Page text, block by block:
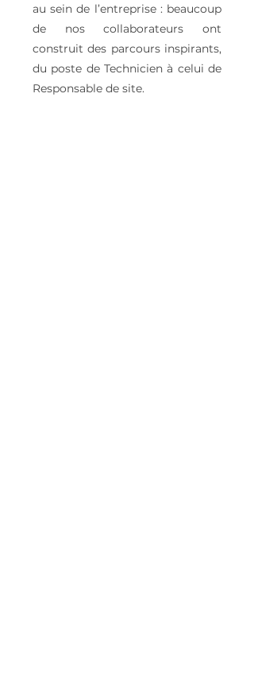
au sein de l’entreprise : beaucoup
de nos collaborateurs ont
construit des parcours inspirants,
du poste de Technicien à celui de
Responsable de site.